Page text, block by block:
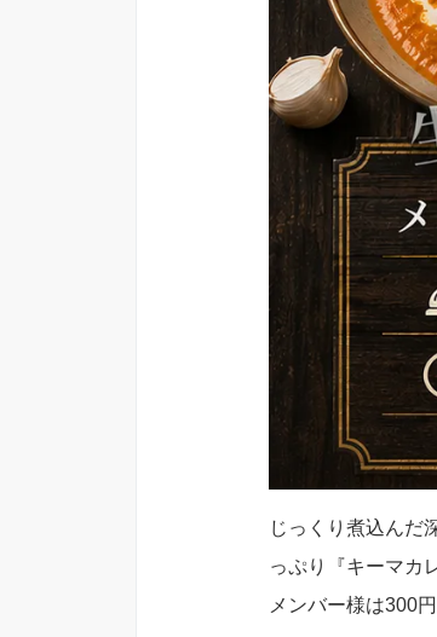
じっくり煮込んだ
っぷり『キーマカ
メンバー様は300